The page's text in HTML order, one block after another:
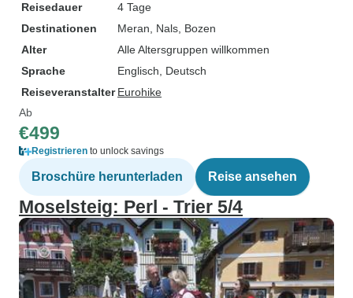
Reisedauer
4 Tage
Destinationen
Meran , Nals , Bozen
Alter
Alle Altersgruppen willkommen
Sprache
Englisch, Deutsch
Reiseveranstalter Eurohike
Ab
€499
Registrieren to unlock savings
Broschüre herunterladen Reise ansehen
Moselsteig: Perl - Trier 5/4